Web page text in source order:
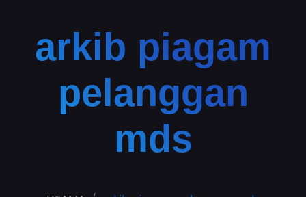
arkib piagam
pelanggan
mds